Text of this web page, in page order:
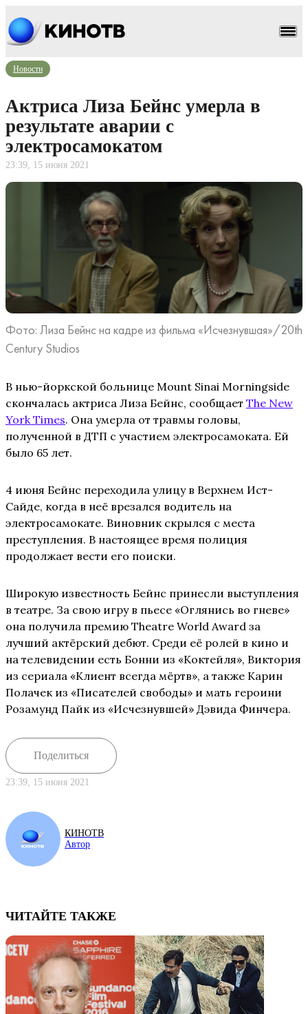
Новости
Актриса Лиза Бейнс умерла в
результате аварии с
электросамокатом
23:39, 15 июня 2021
Фото: Лиза Бейнс на кадре из фильма «Исчезнувшая»/20th
Century Studios
В нью-йоркской больнице Mount Sinai Morningside
скончалась актриса Лиза Бейнс, сообщает The New
York Times. Она умерла от травмы головы,
полученной в ДТП с участием электросамоката. Ей
было 65 лет.
4 июня Бейнс переходила улицу в Верхнем Ист-
Сайде, когда в неё врезался водитель на
электросамокате. Виновник скрылся с места
преступления. В настоящее время полиция
продолжает вести его поиски.
Широкую известность Бейнс принесли выступления
в театре. За свою игру в пьесе «Оглянись во гневе»
она получила премию Theatre World Award за
лучший актёрский дебют. Среди её ролей в кино и
на телевидении есть Бонни из «Коктейля», Виктория
из сериала «Клиент всегда мёртв», а также Карин
Полачек из «Писателей свободы» и мать героини
Розамунд Пайк из «Исчезнувшей» Дэвида Финчера.
Поделиться
23:39, 15 июня 2021
КИНОТВ
Автор
ЧИТАЙТЕ ТАКЖЕ